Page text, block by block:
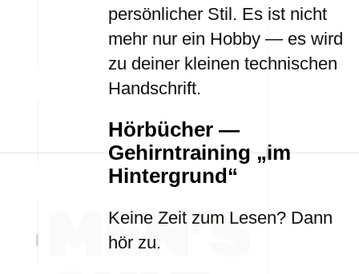
persönlicher Stil. Es ist nicht
mehr nur ein Hobby — es wird
zu deiner kleinen technischen
Handschrift.
Hörbücher —
Gehirntraining „im
Hintergrund“
Keine Zeit zum Lesen? Dann
hör zu.